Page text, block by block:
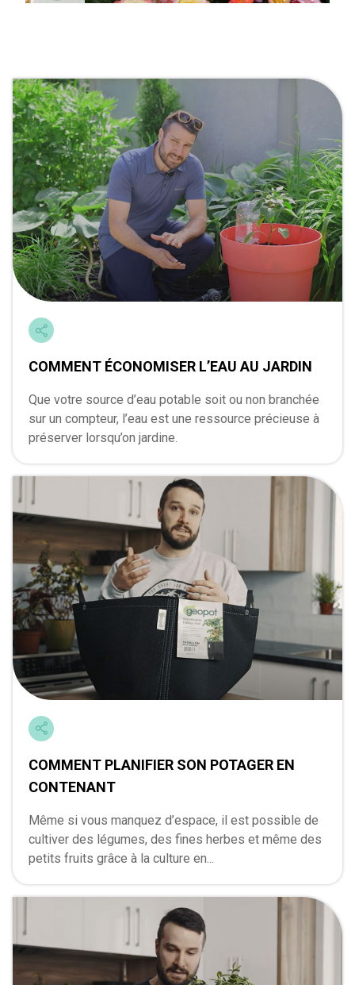
COMMENT ÉCONOMISER L’EAU AU JARDIN
Que votre source d’eau potable soit ou non branchée
sur un compteur, l’eau est une ressource précieuse à
préserver lorsqu’on jardine.
COMMENT PLANIFIER SON POTAGER EN
CONTENANT
Même si vous manquez d’espace, il est possible de
cultiver des légumes, des fines herbes et même des
petits fruits grâce à la culture en...